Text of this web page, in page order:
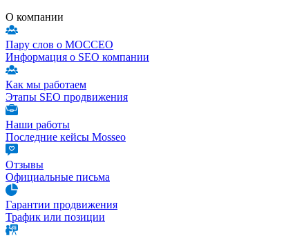
О компании
Пару слов о МОССЕО
Информация о SEO компании
Как мы работаем
Этапы SEO продвижения
Наши работы
Последние кейсы Mosseo
Отзывы
Официальные письма
Гарантии продвижения
Трафик или позиции